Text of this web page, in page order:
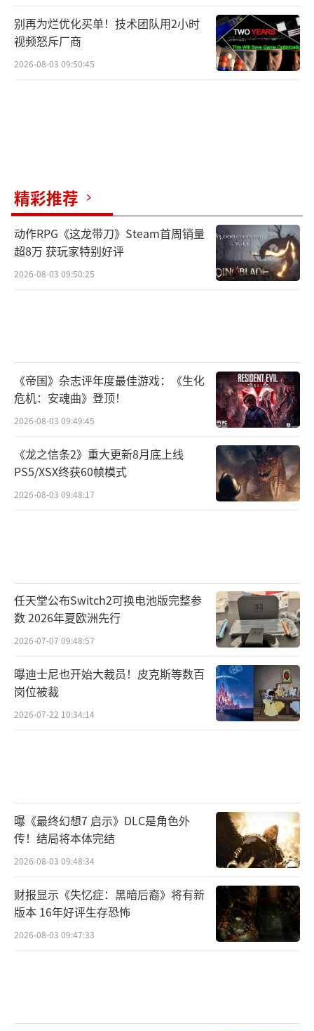
别再为烂优化买单！技术团队用2小时
视频怒斥厂商
2026-08-03 09:50:45
精彩推荐
动作RPG《这龙带刀》Steam首周销量
超8万 获玩家特别好评
2026-08-03 09:50:25
《帝国》杂志评年度最佳游戏：《生化
危机：安魂曲》登顶！
2026-08-03 09:49:45
《龙之信条2》重大更新8月底上线
PS5/XSX终获60帧模式
2026-08-03 09:48:17
任天堂公布Switch2可换电池版完整参
数 2026年夏欧洲先行
2026-07-07 09:48:57
曝迪士尼也开始大裁员！皮克斯等数百
岗位被裁
2026-07-22 10:34:14
曝《最终幻想7 启示》DLC是角色外
传！结局将本体完结
2026-08-03 09:48:34
财报显示《失忆症：黑暗后裔》将有新
版本 16年好评生存恐怖
2026-08-03 09:47:33